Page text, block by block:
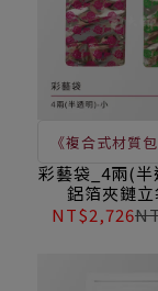
《複合式材質
稱積層袋，包
應用於零售食
配夾鏈式設計
使用，具有基
彩藝袋_4兩(半
鋁箔夾鏈
NT$2,726